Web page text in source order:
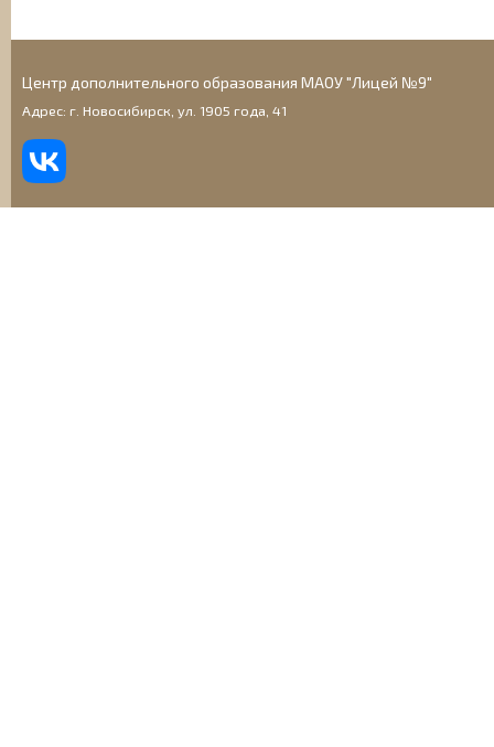
Центр дополнительного образования МАОУ "Лицей №9"
Адрес: г. Новосибирск, ул. 1905 года, 41